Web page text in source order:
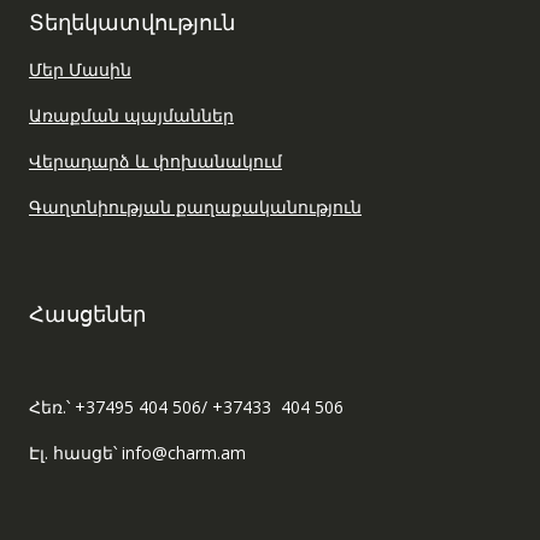
Տեղեկատվություն
Մեր Մասին
Առաքման պայմաններ
Վերադարձ և փոխանակում
Գաղտնիության քաղաքականություն
Հասցեներ
Հեռ.՝ +37495 404 506/ +37433 404 506
Էլ. հասցե՝ info@charm.am